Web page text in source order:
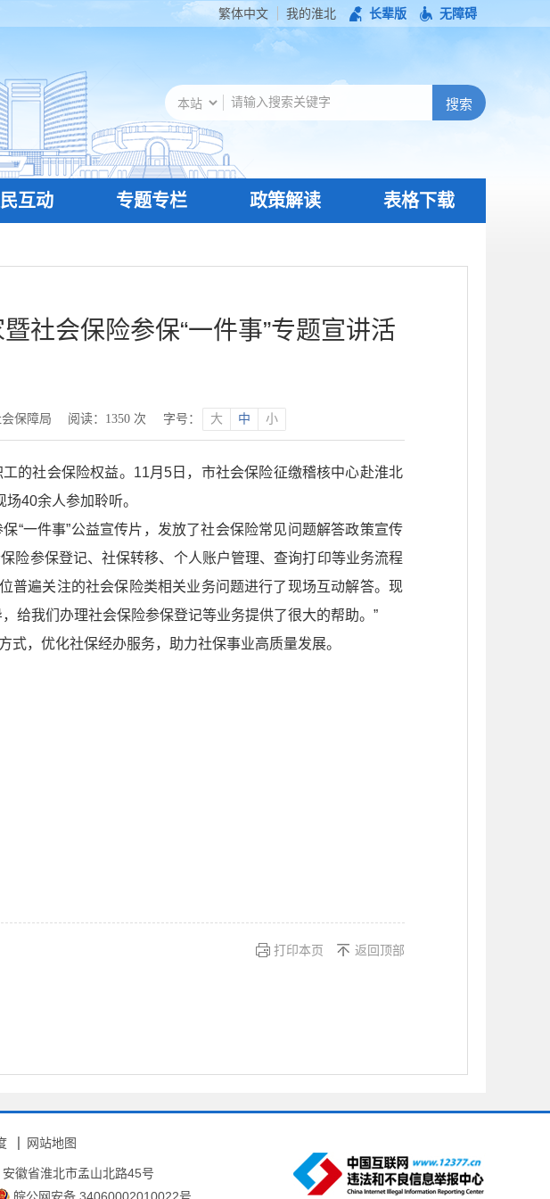
繁体中文 我的淮北 长辈版 无障碍
互动 专题专栏 政策解读 表格下载
社会保险参保“一件事”专题宣讲活
保障局 阅读： 1350次 字号： 大 中 小
的社会保险权益。11月5日，市社会保险征缴稽核中心赴淮北
40余人参加聆听。
“一件事”公益宣传片，发放了社会保险常见问题解答政策宣传
险参保登记、社保转移、个人账户管理、查询打印等业务流程
普遍关注的社会保险类相关业务问题进行了现场互动解答。现
给我们办理社会保险参保登记等业务提供了很大的帮助。”
，优化社保经办服务，助力社保事业高质量发展。
打印本页 返回顶部
网站地图
徽省淮北市孟山北路45号